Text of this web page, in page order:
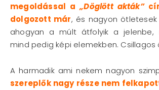
megoldással a„Döglött akták”
dolgozott már, és nagyon
ahogyan a múlt átfolyik a jelenbe,
mind pedig képi elemekben. Csillagos
A harmadik ami nekem nagyon
szereplők nagy része nem